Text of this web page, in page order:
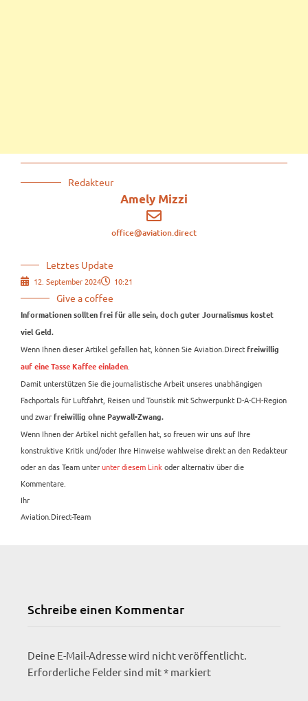
Redakteur
Amely Mizzi
office@aviation.direct
Letztes Update
12. September 2024 10:21
Give a coffee
Informationen sollten frei für alle sein, doch guter Journalismus kostet
viel Geld.
Wenn Ihnen dieser Artikel gefallen hat, können Sie Aviation.Direct freiwillig
auf eine Tasse Kaffee einladen.
Damit unterstützen Sie die journalistische Arbeit unseres unabhängigen
Fachportals für Luftfahrt, Reisen und Touristik mit Schwerpunkt D-A-CH-Region
und zwar freiwillig ohne Paywall-Zwang.
Wenn Ihnen der Artikel nicht gefallen hat, so freuen wir uns auf Ihre
konstruktive Kritik und/oder Ihre Hinweise wahlweise direkt an den Redakteur
oder an das Team unterunter diesem Linkoder alternativ über die
Kommentare.
Ihr
Aviation.Direct-Team
Schreibe einen Kommentar
Deine E-Mail-Adresse wird nicht veröffentlicht.
Erforderliche Felder sind mit* markiert